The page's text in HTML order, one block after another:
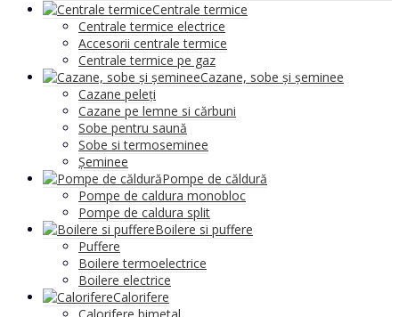
Centrale termice
Centrale termice electrice
Accesorii centrale termice
Centrale termice pe gaz
Cazane, sobe și șeminee
Cazane peleți
Cazane pe lemne si cărbuni
Sobe pentru saună
Sobe si termoseminee
Șeminee
Pompe de căldură
Pompe de caldura monobloc
Pompe de caldura split
Boilere si puffere
Puffere
Boilere termoelectrice
Boilere electrice
Calorifere